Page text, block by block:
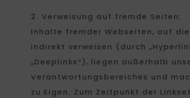
2. Verweisung auf fremde Seiten:
Inhalte fremder Webseiten, auf
indirekt verweisen (durch
„Deeplinks“), liegen außerhalb
Verantwortungsbereiches und
zu Eigen. Zum Zeitpunkt der